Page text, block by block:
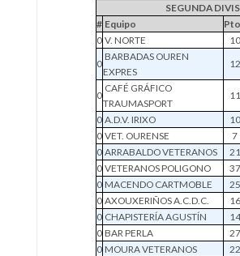
SEGUNDA
# Equipo
0 V. NORTE 10
0
BARBADAS OUREN
EXPRES
12
0
CAFÉ GRÁFICO
TRAUMASPORT
11
0 A.D.V. IRIXO 10
0 VET. OURENSE 7
0 ARRABALDO VETERANOS 21
0 VETERANOS POLIGONO 37
0 MACENDO CARTMOBLE 25
0 AXOUXERIÑOS A.C.D.C. 16
0 CHAPISTERÍA AGUSTÍN 14
0 BAR PERLA 27
0 MOURA VETERANOS 22